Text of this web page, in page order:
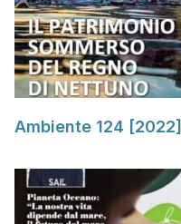
Ambiente 124 [2022]